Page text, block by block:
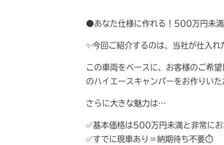
●あなた仕様に作れる！500万円未
✨今回ご紹介するのは、当社が仕入
この車両をベースに、お客様のご希
のハイエースキャンパーをお作りい
さらに大きな魅力は…
✅基本価格は500万円未満と非常に
✅すでに現車あり＝納期待ち不要⏱️